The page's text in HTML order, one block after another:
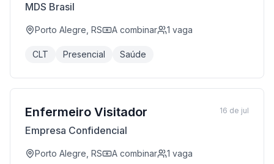
MDS Brasil
Porto Alegre, RS A combinar 1 vaga
CLT Presencial Saúde
Enfermeiro Visitador
Empresa Confidencial
Porto Alegre, RS A combinar 1 vaga
16 de jul